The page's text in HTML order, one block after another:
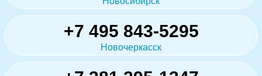
+7 495 843-5295
Новочеркасск